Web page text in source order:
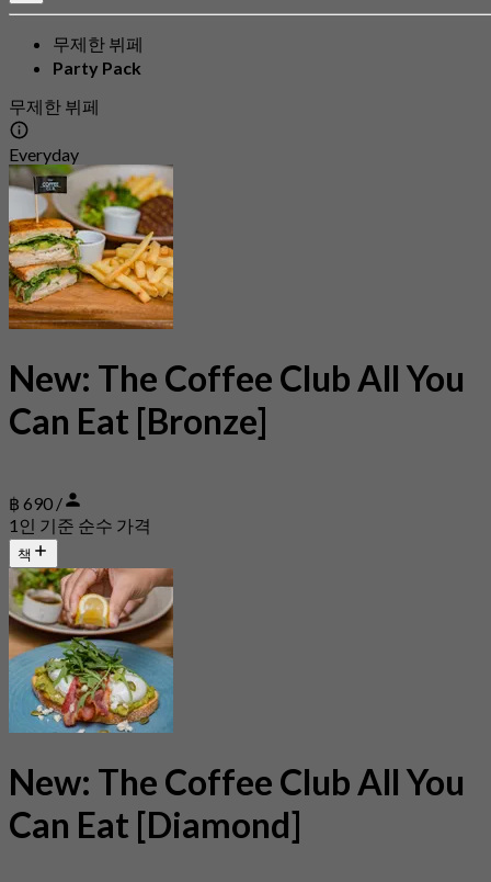
무제한 뷔페
Party Pack
무제한 뷔페
Everyday
New: The Coffee Club All You
Can Eat [Bronze]
฿ 690 /
1인 기준 순수 가격
책
New: The Coffee Club All You
Can Eat [Diamond]